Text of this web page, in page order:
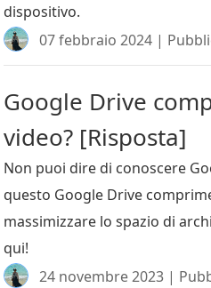
dispositivo.
07 febbraio 2024 |
Google Drive
video? [Risposta]
Non puoi dire di conoscere
questo Google Drive
massimizzare lo spazio di
qui!
24 novembre 2023 |